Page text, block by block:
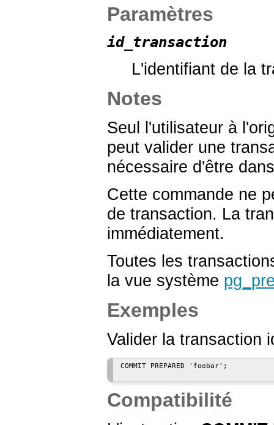
Paramètres
id_transaction
L'identifiant de la
Notes
Seul l'utilisateur à
peut valider une
nécessaire d'être
Cette commande ne
de transaction. La
immédiatement.
Toutes les
la vue système
Exemples
Valider la transaction
COMMIT PREPARED 'foobar';
Compatibilité